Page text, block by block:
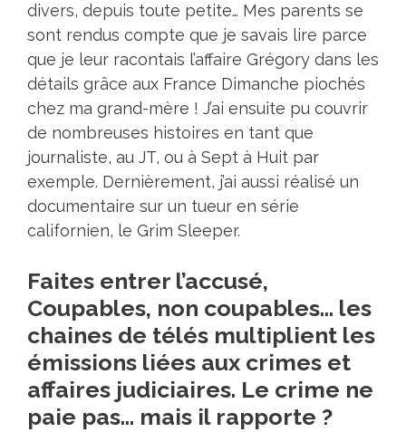
divers, depuis toute petite… Mes parents se
sont rendus compte que je savais lire parce
que je leur racontais l’affaire Grégory dans les
détails grâce aux France Dimanche piochés
chez ma grand-mère ! J’ai ensuite pu couvrir
de nombreuses histoires en tant que
journaliste, au JT, ou à Sept à Huit par
exemple. Dernièrement, j’ai aussi réalisé un
documentaire sur un tueur en série
californien, le Grim Sleeper.
Faites entrer l’accusé,
Coupables, non coupables… les
chaines de télés multiplient les
émissions liées aux crimes et
affaires judiciaires. Le crime ne
paie pas… mais il rapporte ?